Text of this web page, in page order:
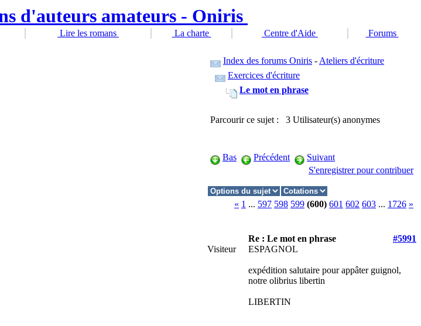
Lire les romans La charte Centre d'Aide
Forums
Index des forums Oniris - Ateliers d'écriture
Exercices d'écriture
Le mot en phrase
Parcourir ce sujet : 3 Utilisateur(s) anonymes
Bas Précédent
Suivant
S'enregistrer pour contribuer
« 1 ... 597 598 599 (600) 601 602 603 ... 1726 »
Re : Le mot en phrase
#5991
Visiteur
ESPAGNOL
expédition salutaire pour appâter guignol,
notre olibrius libertin
LIBERTIN